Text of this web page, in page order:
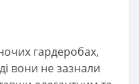
гардеробах,
вони не зазнали